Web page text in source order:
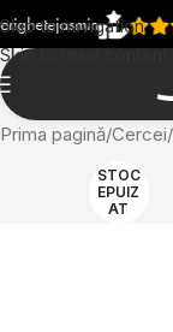
Skip to navigation
Skip to main content
Prima pagină Cercei
STOC
EPUIZ
AT